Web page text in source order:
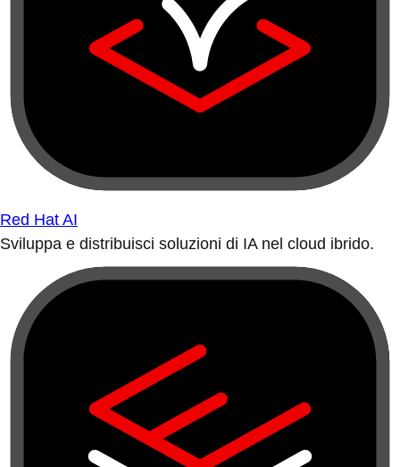
Red Hat AI
Sviluppa e distribuisci soluzioni di IA nel cloud ibrido.